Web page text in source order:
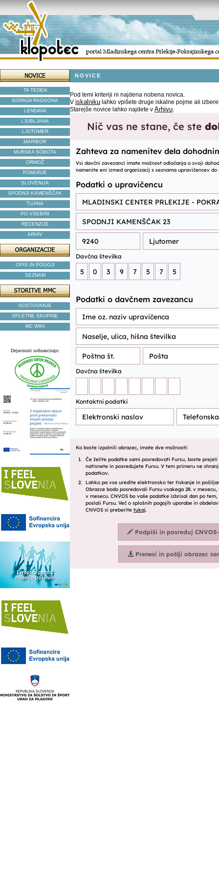
TA TEDEN
GORNJA RADGONA
LENDAVA
LJUBLJANA
LJUTOMER
MARIBOR
MURSKA SOBOTA
ORMOŽ
POMURJE
SLOVENIJA
SPODNJI KAMENŠČAK
TUJINA
PO VSEBINI
RECENZIJE
ARHIV
OPIS IN POGOJI
SEZNAM
GOSTOVANJE
SPLETNE SKUPINE
MC WIKI
Dejavnosti sofinancirajo:
NOVICE
Pod temi kriteriji ni najdena nobena novica.
V iskalniku lahko vpišete druge iskalne pojme ali
Starejše novice lahko najdete v Arhivu.